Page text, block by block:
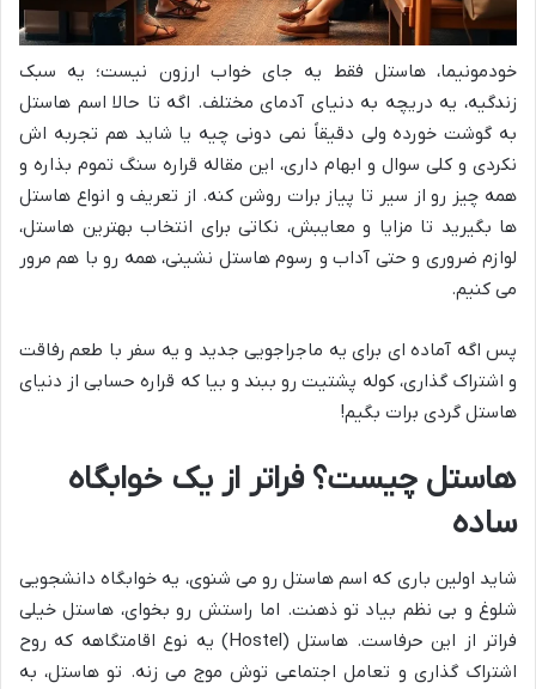
خودمونیما، هاستل فقط یه جای خواب ارزون نیست؛ یه سبک
زندگیه، یه دریچه به دنیای آدمای مختلف. اگه تا حالا اسم هاستل
به گوشت خورده ولی دقیقاً نمی دونی چیه یا شاید هم تجربه اش
نکردی و کلی سوال و ابهام داری، این مقاله قراره سنگ تموم بذاره و
همه چیز رو از سیر تا پیاز برات روشن کنه. از تعریف و انواع هاستل
ها بگیرید تا مزایا و معایبش، نکاتی برای انتخاب بهترین هاستل،
لوازم ضروری و حتی آداب و رسوم هاستل نشینی، همه رو با هم مرور
می کنیم.
پس اگه آماده ای برای یه ماجراجویی جدید و یه سفر با طعم رفاقت
و اشتراک گذاری، کوله پشتیت رو ببند و بیا که قراره حسابی از دنیای
هاستل گردی برات بگیم!
هاستل چیست؟ فراتر از یک خوابگاه
ساده
شاید اولین باری که اسم هاستل رو می شنوی، یه خوابگاه دانشجویی
شلوغ و بی نظم بیاد تو ذهنت. اما راستش رو بخوای، هاستل خیلی
فراتر از این حرفاست. هاستل (Hostel) یه نوع اقامتگاهه که روح
اشتراک گذاری و تعامل اجتماعی توش موج می زنه. تو هاستل، به